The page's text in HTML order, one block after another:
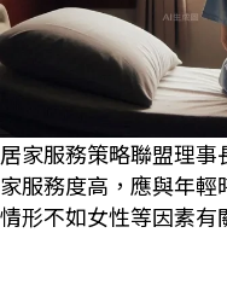
居家服務策略聯盟理
家服務度高，應與年
情形不如女性等因素有